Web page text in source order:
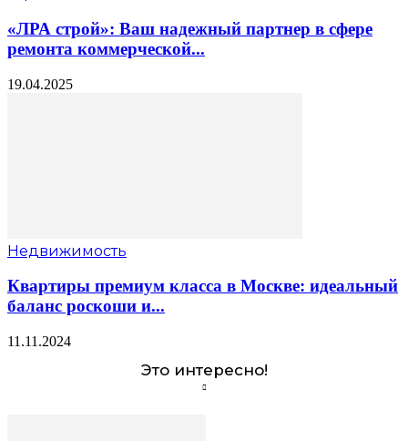
«ЛРА строй»: Ваш надежный партнер в сфере
ремонта коммерческой...
19.04.2025
Недвижимость
Квартиры премиум класса в Москве: идеальный
баланс роскоши и...
11.11.2024
Это интересно!